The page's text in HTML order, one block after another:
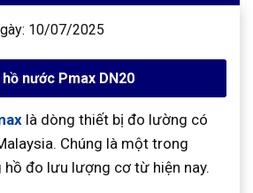
10/07/2025
nước Pmax DN20
là dòng thiết bị đo lường có
Chúng là một trong
đo lưu lượng cơ từ hiện nay.